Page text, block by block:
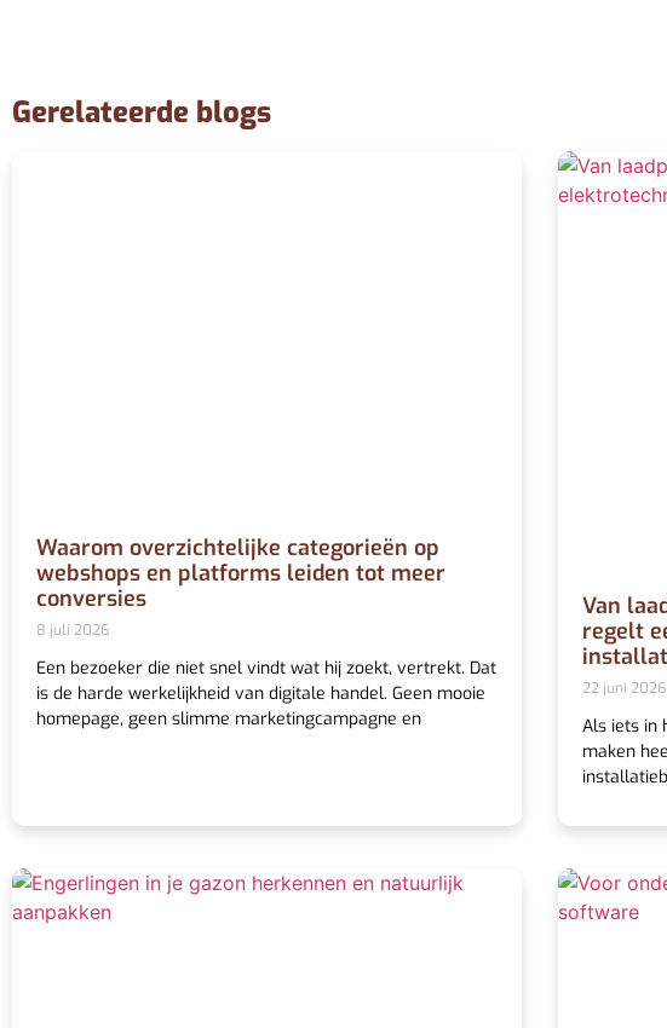
Gerelateerde blogs
Waarom overzichtelijke categorieën op
webshops en platforms leiden tot meer
conversies
8 juli 2026
Een bezoeker die niet snel vindt wat hij zoekt, vertrekt. Dat
is de harde werkelijkheid van digitale handel. Geen mooie
homepage, geen slimme marketingcampagne en
Van
regelt
22 juni 2026
Als iets in
maken